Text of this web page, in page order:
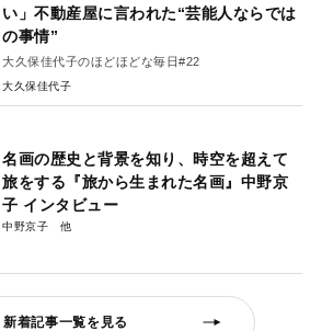
い」不動産屋に言われた“芸能人ならでは
の事情”
大久保佳代子のほどほどな毎日#22
大久保佳代子
名画の歴史と背景を知り、時空を超えて
旅をする『旅から生まれた名画』中野京
子 インタビュー
中野京子
新着記事一覧を見る